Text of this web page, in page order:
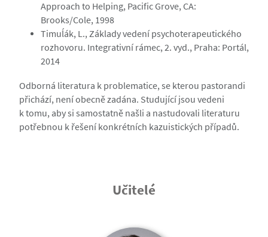
Approach to Helping, Pacific Grove, CA:
Brooks/Cole, 1998
Timuĺák, L., Základy vedení psychoterapeutického
rozhovoru. Integrativní rámec, 2. vyd., Praha: Portál,
2014
Odborná literatura k problematice, se kterou pastorandi
přichází, není obecně zadána. Studující jsou vedeni
k tomu, aby si samostatně našli a nastudovali literaturu
potřebnou k řešení konkrétních kazuistických případů.
Učitelé